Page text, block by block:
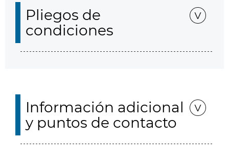
Pliegos de
condiciones
Información adicional
y puntos de contacto